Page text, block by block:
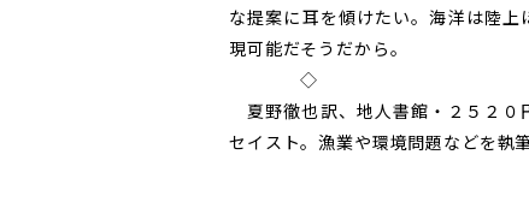
な提案に耳を傾けたい。海洋は陸
現可能だそうだから。
◇
夏野徹也訳、地人書館・２５２
セイスト。漁業や環境問題などを執筆